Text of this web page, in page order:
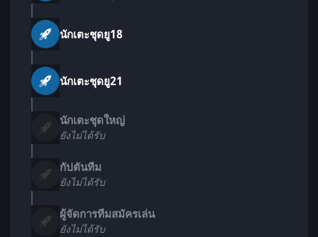
นักเตะชุดยู18
นักเตะชุดยู21
นักเตะชุดใหญ่
ยังไม่ได้รับ
กัปตันทีม
ยังไม่ได้รับ
ผู้จัดการทีมสมัครเล่น
ยังไม่ได้รับ